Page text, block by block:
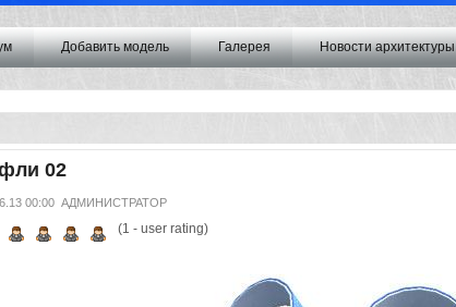
Добавить модель Галерея Новости архитектуры
02
00:00 АДМИНИСТРАТОР
(1 - user rating)